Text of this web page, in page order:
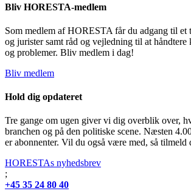
Bliv HORESTA-medlem
Som medlem af HORESTA får du adgang til et
og jurister samt råd og vejledning til at håndtere
og problemer. Bliv medlem i dag!
Bliv medlem
Hold dig opdateret
Tre gange om ugen giver vi dig overblik over,
branchen og på den politiske scene. Næsten
er abonnenter. Vil du også være med, så tilmeld
HORESTAs nyhedsbrev
;
+45 35 24 80 40